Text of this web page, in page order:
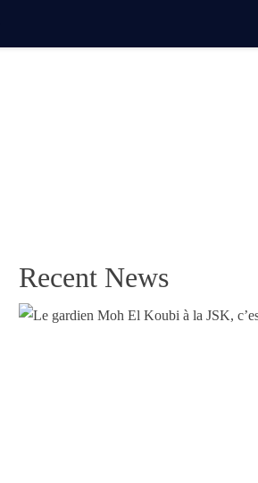
Recent News